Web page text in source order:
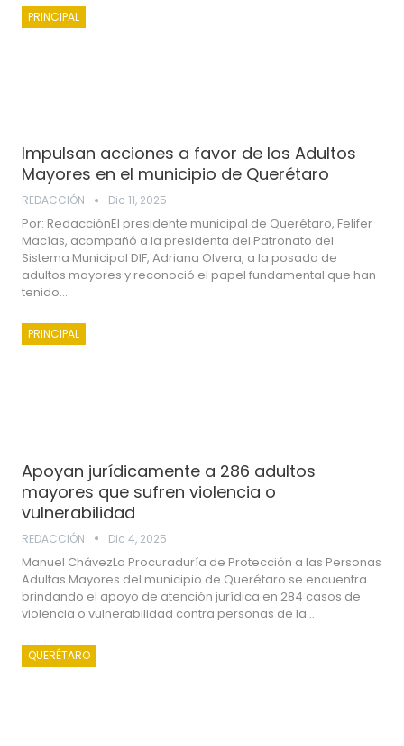
PRINCIPAL
Impulsan acciones a favor de los Adultos
Mayores en el municipio de Querétaro
REDACCIÓN Dic 11, 2025
Por: RedacciónEl presidente municipal de Querétaro, Felifer
Macías, acompañó a la presidenta del Patronato del
Sistema Municipal DIF, Adriana Olvera, a la posada de
adultos mayores y reconoció el papel fundamental que han
tenido…
PRINCIPAL
Apoyan jurídicamente a 286 adultos
mayores que sufren violencia o
vulnerabilidad
REDACCIÓN Dic 4, 2025
Manuel ChávezLa Procuraduría de Protección a las Personas
Adultas Mayores del municipio de Querétaro se encuentra
brindando el apoyo de atención jurídica en 284 casos de
violencia o vulnerabilidad contra personas de la…
QUERÉTARO